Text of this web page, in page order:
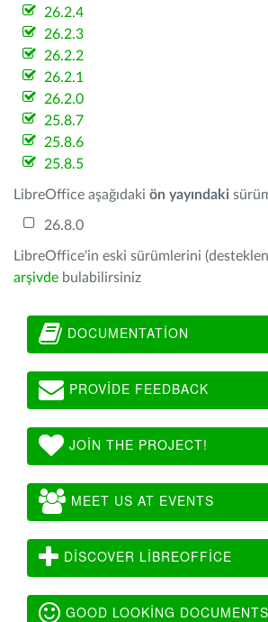
26.2.4
26.2.3
26.2.2
26.2.1
26.2.0
25.8.7
25.8.6
25.8.5
LibreOffice aşağıdaki ön yayındaki
26.8.0
LibreOffice'in eski sürümlerini
arşivde bulabilirsiniz
DOCUMENTATION
PROVIDE FEEDBACK
JOIN THE PROJECT!
MEET US AT EVENTS
DISCOVER LIBREOFFICE
GOOD LOOKING DOCUMENTS